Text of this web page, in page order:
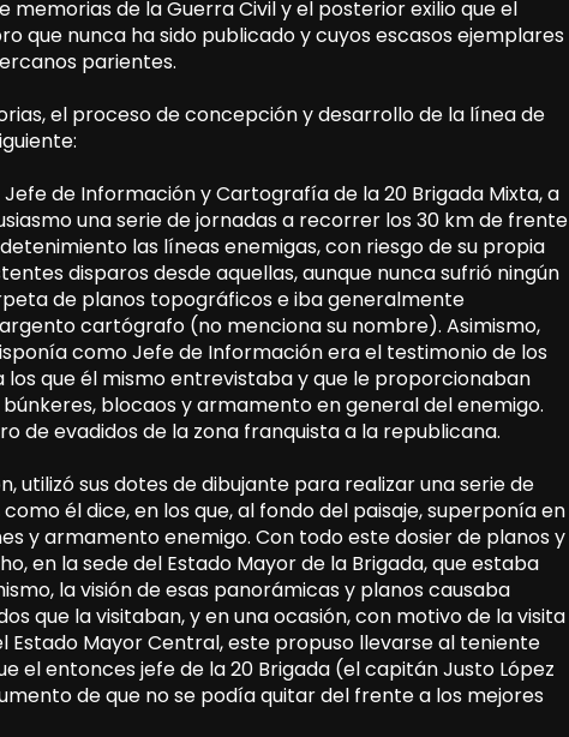
de la Guerra Civil y el posterior exilio que el
que nunca ha sido publicado y cuyos escasos ejemplares
parientes.
el proceso de concepción y desarrollo de la línea de
de Información y Cartografía de la 20 Brigada Mixta, a
una serie de jornadas a recorrer los 30 km de frente
las líneas enemigas, con riesgo de su propia
disparos desde aquellas, aunque nunca sufrió ningún
de planos topográficos e iba generalmente
cartógrafo (no menciona su nombre). Asimismo,
como Jefe de Información era el testimonio de los
los que él mismo entrevistaba y que le proporcionaban
blocaos y armamento en general del enemigo.
de evadidos de la zona franquista a la republicana.
utilizó sus dotes de dibujante para realizar una serie de
él dice, en los que, al fondo del paisaje, superponía en
y armamento enemigo. Con todo este dosier de planos y
en la sede del Estado Mayor de la Brigada, que estaba
la visión de esas panorámicas y planos causaba
que la visitaban, y en una ocasión, con motivo de la visita
Estado Mayor Central, este propuso llevarse al teniente
el entonces jefe de la 20 Brigada (el capitán Justo López
de que no se podía quitar del frente a los mejores